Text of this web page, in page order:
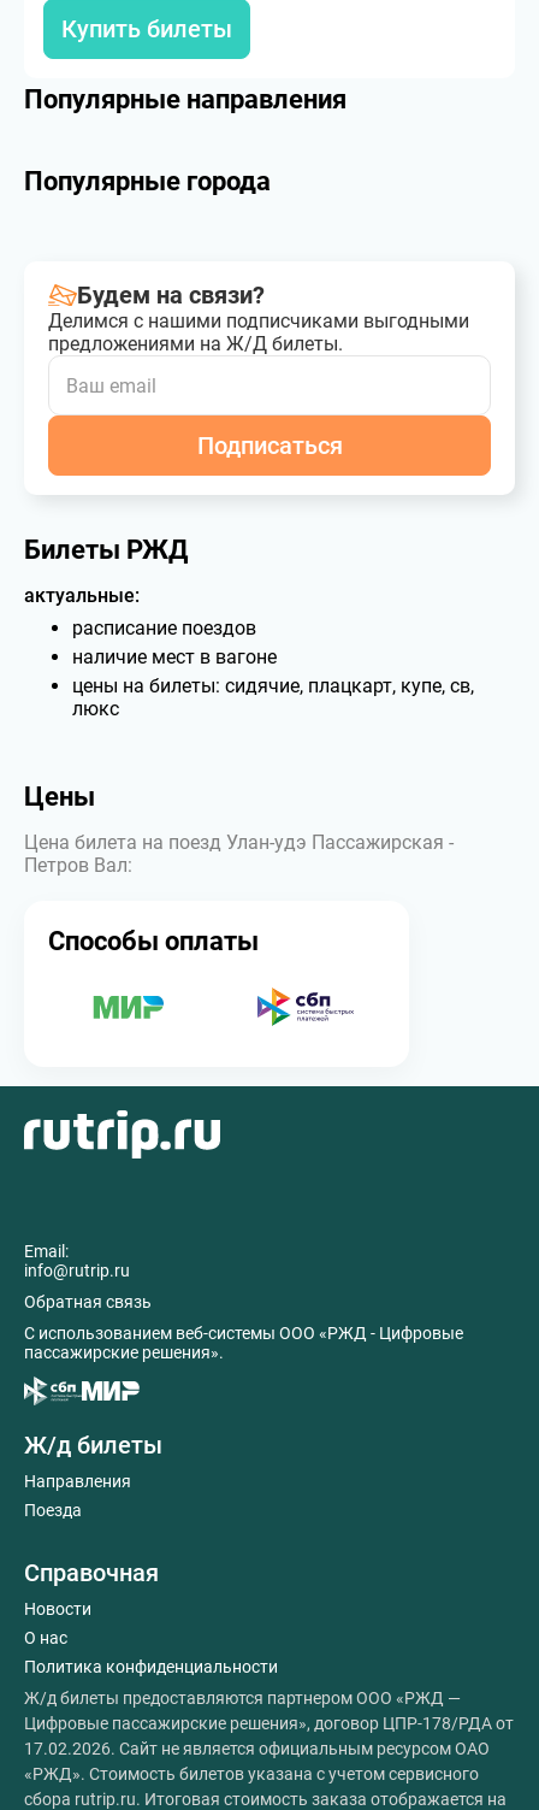
Купить билеты
Популярные направления
Популярные города
Будем на связи?
Делимся с нашими подписчиками выгодными
предложениями на Ж/Д билеты.
Подписаться
Билеты РЖД
актуальные:
расписание поездов
наличие мест в вагоне
цены на билеты: сидячие, плацкарт, купе, св,
люкс
Цены
Цена билета на поезд Улан-удэ Пассажирская -
Петров Вал:
Способы оплаты
Email:
info@rutrip.ru
Обратная связь
C использованием веб-системы ООО «РЖД - Цифровые
пассажирские решения».
Ж/д билеты
Направления
Поезда
Справочная
Новости
О нас
Политика конфиденциальности
Ж/д билеты предоставляются партнером ООО «РЖД —
Цифровые пассажирские решения», договор ЦПР-178/РДА от
17.02.2026. Сайт не является официальным ресурсом ОАО
«РЖД». Стоимость билетов указана с учетом сервисного
сбора rutrip.ru. Итоговая стоимость заказа отображается на